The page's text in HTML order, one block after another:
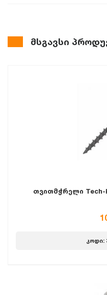
მსგავსი
თვითმჭრელი Tech-
კოდი: